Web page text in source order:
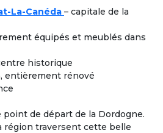
La-Canéda – capitale de la
équipés et meublés dans
historique
entièrement rénové
point de départ de la Dordogne.
région traversent cette belle
logements adaptés à la
importe | France - Gard
dans une co
partager tout en étant
peux m’occuper de
de l’administration.
personnel : 200 000 €